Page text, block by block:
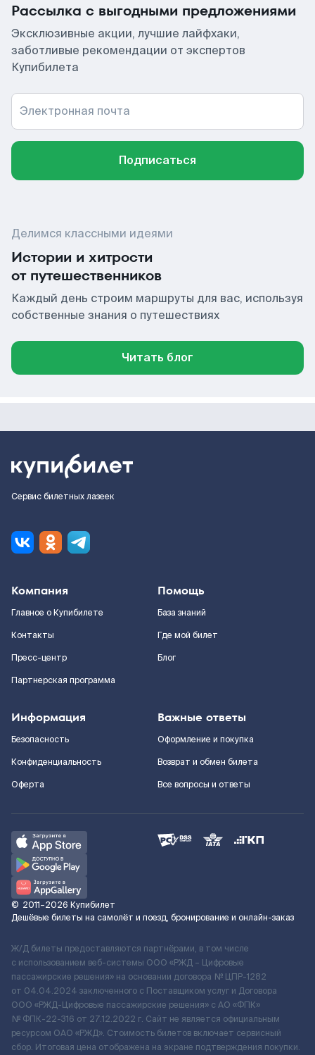
Рассылка с выгодными предложениями
Эксклюзивные акции, лучшие лайфхаки,
заботливые рекомендации от экспертов
Купибилета
Электронная почта
Подписаться
Делимся классными идеями
Истории и хитрости
от путешественников
Каждый день строим маршруты для вас, используя
собственные знания о путешествиях
Читать блог
Сервис билетных лазеек
Компания
Главное о Купибилете
Контакты
Пресс-центр
Партнерская программа
Помощь
База знаний
Где мой билет
Блог
Информация
Безопасность
Конфиденциальность
Оферта
Важные ответы
Оформление и покупка
Возврат и обмен билета
Все вопросы и ответы
© 2011–2026 Купибилет
Дешёвые билеты на самолёт и поезд, бронирование и онлайн-заказ
Ж/Д билеты предоставляются партнёрами, в том числе
с использованием веб-системы ООО «РЖД – Цифровые
пассажирские решения» на основании договора № ЦПР-1282
от 04.04.2024 заключенного с Поставщиком услуг и Договора
ООО «РЖД-Цифровые пассажирские решения» c АО «ФПК»
№ ФПК-22-316 от 27.12.2022 г. Сайт не является официальным
ресурсом ОАО «РЖД». Стоимость билетов включает сервисный
сбор. Итоговая цена отображена на экране подтверждения покупки.